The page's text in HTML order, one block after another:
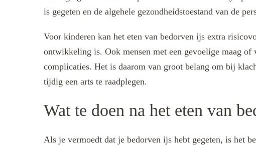
is gegeten en de algehele gezondheidstoestand van de
Voor kinderen kan het eten van bedorven ijs extra
ontwikkeling is. Ook mensen met een gevoelige maag
complicaties. Het is daarom van groot belang om bij
tijdig een arts te raadplegen.
Wat te doen na het eten van
Als je vermoedt dat je bedorven ijs hebt gegeten, is het